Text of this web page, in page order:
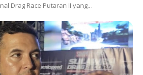
Drag Race Putaran II yang...